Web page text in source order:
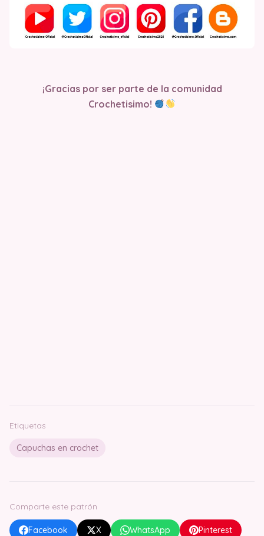
¡Gracias por ser parte de la comunidad
Crochetisimo!
Etiquetas
Capuchas en crochet
Comparte este patrón
Facebook X WhatsApp Pinterest